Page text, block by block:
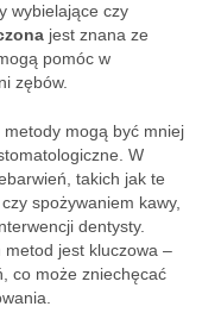
wybielające czy
jest znana ze
pomóc w
zębów.
mogą być mniej
W
takich jak te
spożywaniem kawy,
dentysty.
jest kluczowa –
co może zniechęcać